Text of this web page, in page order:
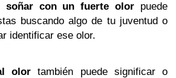
soñar con un fuerte olor puede
buscando algo de tu juventud o
identificar ese olor.
olor también puede significar o